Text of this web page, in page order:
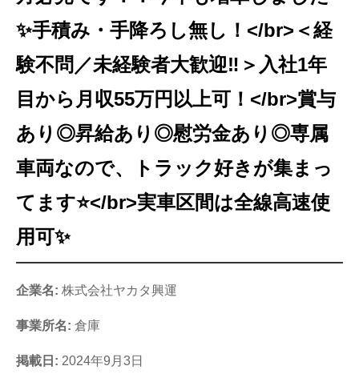
✨手積み・手降ろし無し！</br>＜経
験不問／未経験者大歓迎‼＞入社1年
目から月収55万円以上可！</br>賞与
あり◎昇給あり◎慰労金あり◎専属
車両なので、トラック好きが集まっ
てます⭐</br>実車区間は全線高速使
用可✨
企業名: 株式会社ヤカタ興運
事業所名: 倉庫
掲載日: 2024年9月3日